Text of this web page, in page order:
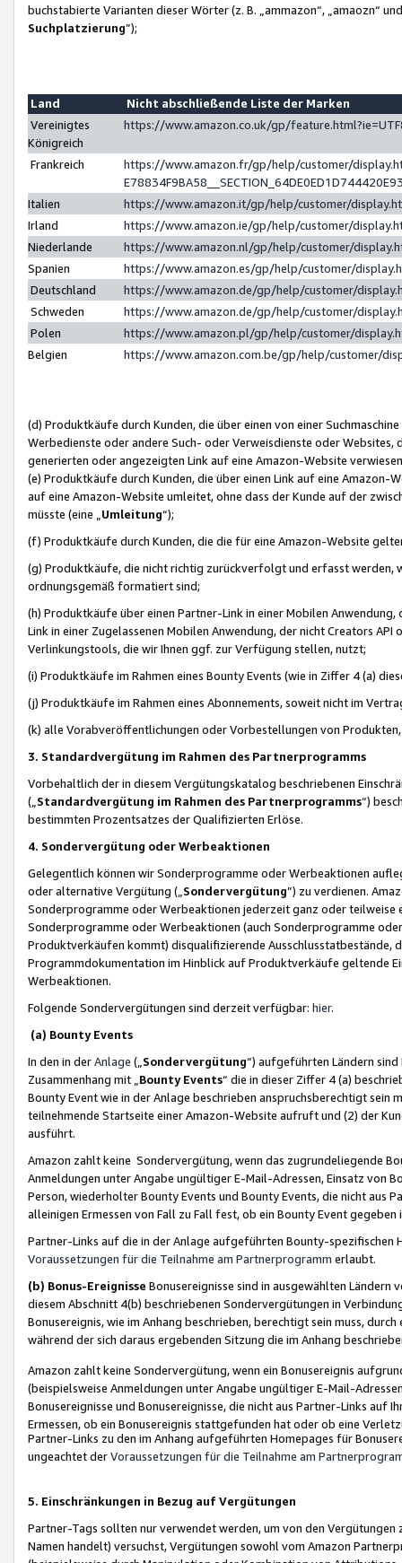
buchstabierte Varianten dieser Wörter (z. B. „ammazon“, „amaozn“
Suchplatzierung”);
Land
Nicht abschließende Liste der Marken
Vereinigtes
Königreich
https://www.amazon.co.uk/gp/
Frankreich
https://www.amazon.fr/gp/help/customer/
Italien
https://www.amazon.it/gp/help/customer/
Irland
https://www.amazon.ie/gp/help/customer/
Niederlande
https://www.amazon.nl/gp/help/customer/
Spanien
https://www.amazon.es/gp/help/customer/
Deutschland
https://www.amazon.de/gp/help/customer/
Schweden
https://www.amazon.de/gp/help/customer/
Polen
https://www.amazon.pl/gp/help/customer/
Belgien
https://www.amazon.com.be/gp/help/customer/
(d) Produktkäufe durch Kunden, die über einen von einer
Werbedienste oder andere Such- oder Verweisdienste oder Websites,
generierten oder angezeigten Link auf eine Amazon-Website
(e) Produktkäufe durch Kunden, die über einen Link auf eine
auf eine Amazon-Website umleitet, ohne dass der Kunde auf der
müsste (eine „ Umleitung“);
(f) Produktkäufe durch Kunden, die die für eine Amazon-Website
(g) Produktkäufe, die nicht richtig zurückverfolgt und erfasst werden,
ordnungsgemäß formatiert sind;
(h) Produktkäufe über einen Partner-Link in einer Mobilen
Link in einer Zugelassenen Mobilen Anwendung, der nicht Creators
Verlinkungstools, die wir Ihnen ggf. zur Verfügung stellen, nutzt;
(i) Produktkäufe im Rahmen eines Bounty Events (wie in Ziffer 4 (a)
(j) Produktkäufe im Rahmen eines Abonnements, soweit nicht im
(k) alle Vorabveröffentlichungen oder Vorbestellungen von
3. Standardvergütung im Rahmen des Partnerprogramms
Vorbehaltlich der in diesem Vergütungskatalog beschriebenen
(„ Standardvergütung im Rahmen des Partnerprogramms“)
bestimmten Prozentsatzes der Qualifizierten Erlöse.
4. Sondervergütung oder Werbeaktionen
Gelegentlich können wir Sonderprogramme oder Werbeaktionen
oder alternative Vergütung („ Sondervergütung”) zu verdienen.
Sonderprogramme oder Werbeaktionen jederzeit ganz oder
Sonderprogramme oder Werbeaktionen (auch Sonderprogramme
Produktverkäufen kommt) disqualifizierende Ausschlusstatbestände,
Programmdokumentation im Hinblick auf Produktverkäufe geltende
Werbeaktionen.
Folgende Sondervergütungen sind derzeit verfügbar: hier.
(a) Bounty Events
In den in derAnlage („ Sondervergütung“) aufgeführten Ländern
Zusammenhang mit „ Bounty Events“ die in dieser Ziffer 4 (a)
Bounty Event wie in der Anlage beschrieben anspruchsberechtigt sein
teilnehmende Startseite einer Amazon-Website aufruft und (2) der
ausführt.
Amazon zahlt keine Sondervergütung, wenn das zugrundeliegende
Anmeldungen unter Angabe ungültiger E-Mail-Adressen, Einsatz von
Person, wiederholter Bounty Events und Bounty Events, die nicht
alleinigen Ermessen von Fall zu Fall fest, ob ein Bounty Event
Partner-Links auf die in der Anlage aufgeführten Bounty-spezifischen
Voraussetzungen für die Teilnahme am Partnerprogramm erlaubt.
(b) Bonus-Ereignisse Bonusereignisse sind in ausgewählten Ländern
diesem Abschnitt 4(b) beschriebenen Sondervergütungen in
Bonusereignis, wie im Anhang beschrieben, berechtigt sein muss,
während der sich daraus ergebenden Sitzung die im Anhang
Amazon zahlt keine Sondervergütung, wenn ein Bonusereignis
(beispielsweise Anmeldungen unter Angabe ungültiger E-Mail-
Bonusereignisse und Bonusereignisse, die nicht aus Partner-Links auf
Ermessen, ob ein Bonusereignis stattgefunden hat oder ob eine
Partner-Links zu den im Anhang aufgeführten Homepages für
ungeachtet derVoraussetzungen für die Teilnahme am
5. Einschränkungen in Bezug auf Vergütungen
Partner-Tags sollten nur verwendet werden, um von den
Namen handelt) versuchst, Vergütungen sowohl vom Amazon